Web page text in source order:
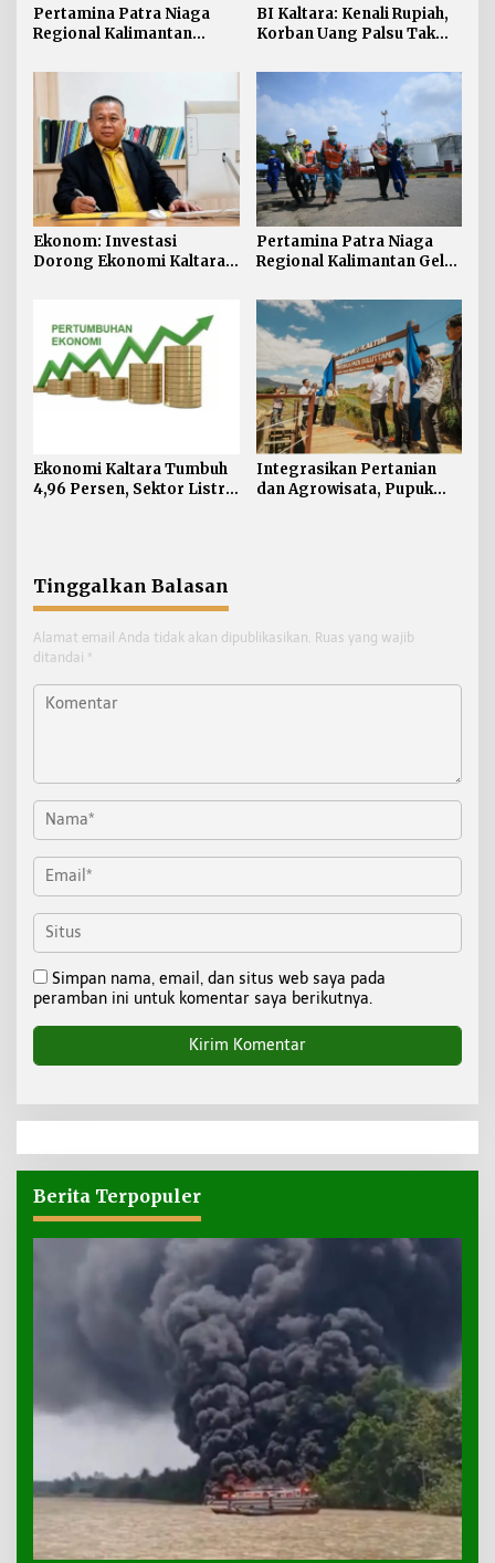
Pertamina Patra Niaga
Regional Kalimantan
ISRA 2026
BI Kaltara: Kenali Rupiah,
Korban Uang Palsu Tak
Ekonom: Investasi
Dorong Ekonomi Kaltara,
Pertamina Patra Niaga
Regional Kalimantan Gelar
Fuel Terminal Tarakan
Ekonomi Kaltara Tumbuh
4,96 Persen, Sektor Listrik
Integrasikan Pertanian
dan Agrowisata, Pupuk
Tinggalkan Balasan
Alamat email Anda tidak akan dipublikasikan. Ruas yang wajib
ditandai *
Simpan nama, email, dan situs web saya pada
peramban ini untuk komentar saya berikutnya.
Berita Terpopuler